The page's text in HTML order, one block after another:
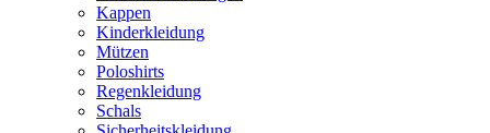
Kappen
Kinderkleidung
Mützen
Poloshirts
Regenkleidung
Schals